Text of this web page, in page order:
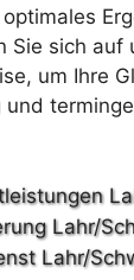
Sie sich auf
um Ihre
und